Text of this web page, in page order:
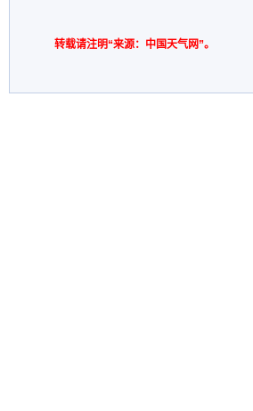
转载请注明“来源：中国天气网”。